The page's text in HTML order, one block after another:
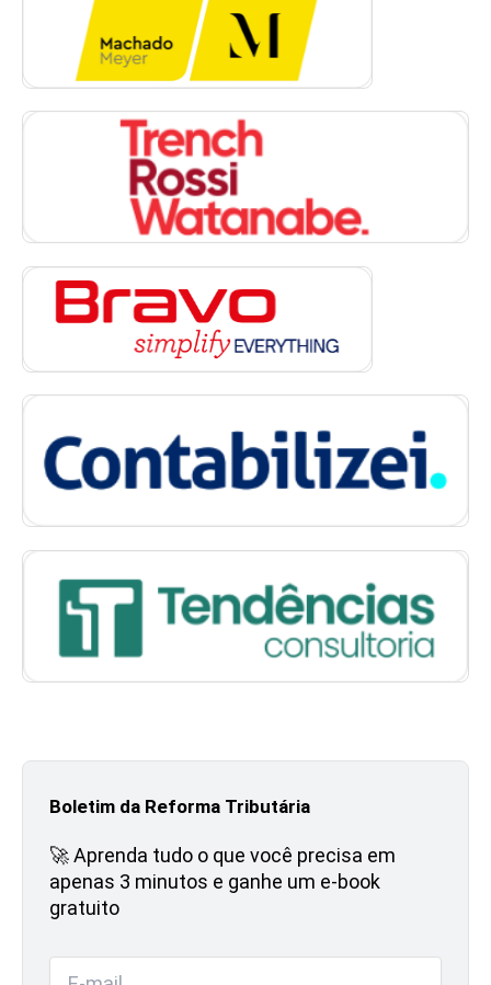
Boletim da Reforma Tributária
🚀 Aprenda tudo o que você precisa em
apenas 3 minutos e ganhe um e-book
gratuito